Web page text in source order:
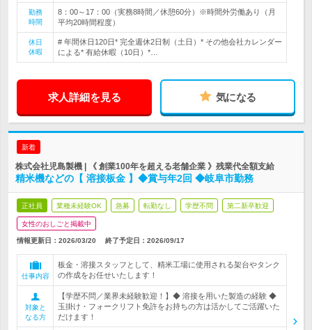
勤務
時間
8：00～17：00（実務8時間／休憩60分）※時間外労働あり（月
平均20時間程度）
休日
休暇
# 年間休日120日* 完全週休2日制（土日）* その他会社カレンダー
による* 有給休暇（10日）*…
求人詳細を見る 気になる
新着
株式会社児島製機 | 《 創業100年を超える老舗企業 》残業代全額支給
精米機などの【 溶接板金 】◆賞与年2回 ◆岐阜市勤務
正社員 業種未経験OK 急募 転勤なし 学歴不問 第二新卒歓迎
女性のおしごと掲載中
情報更新日：2026/03/20 終了予定日： 2026/09/17
仕事内容
板金・溶接スタッフとして、精米工場に使用される架台やタンク
の作成をお任せいたします！
対象と
なる方
【学歴不問／業界未経験歓迎！】◆ 溶接を用いた製造の経験 ◆
玉掛け・フォークリフト免許をお持ちの方は活かしてご活躍いた
だけます！